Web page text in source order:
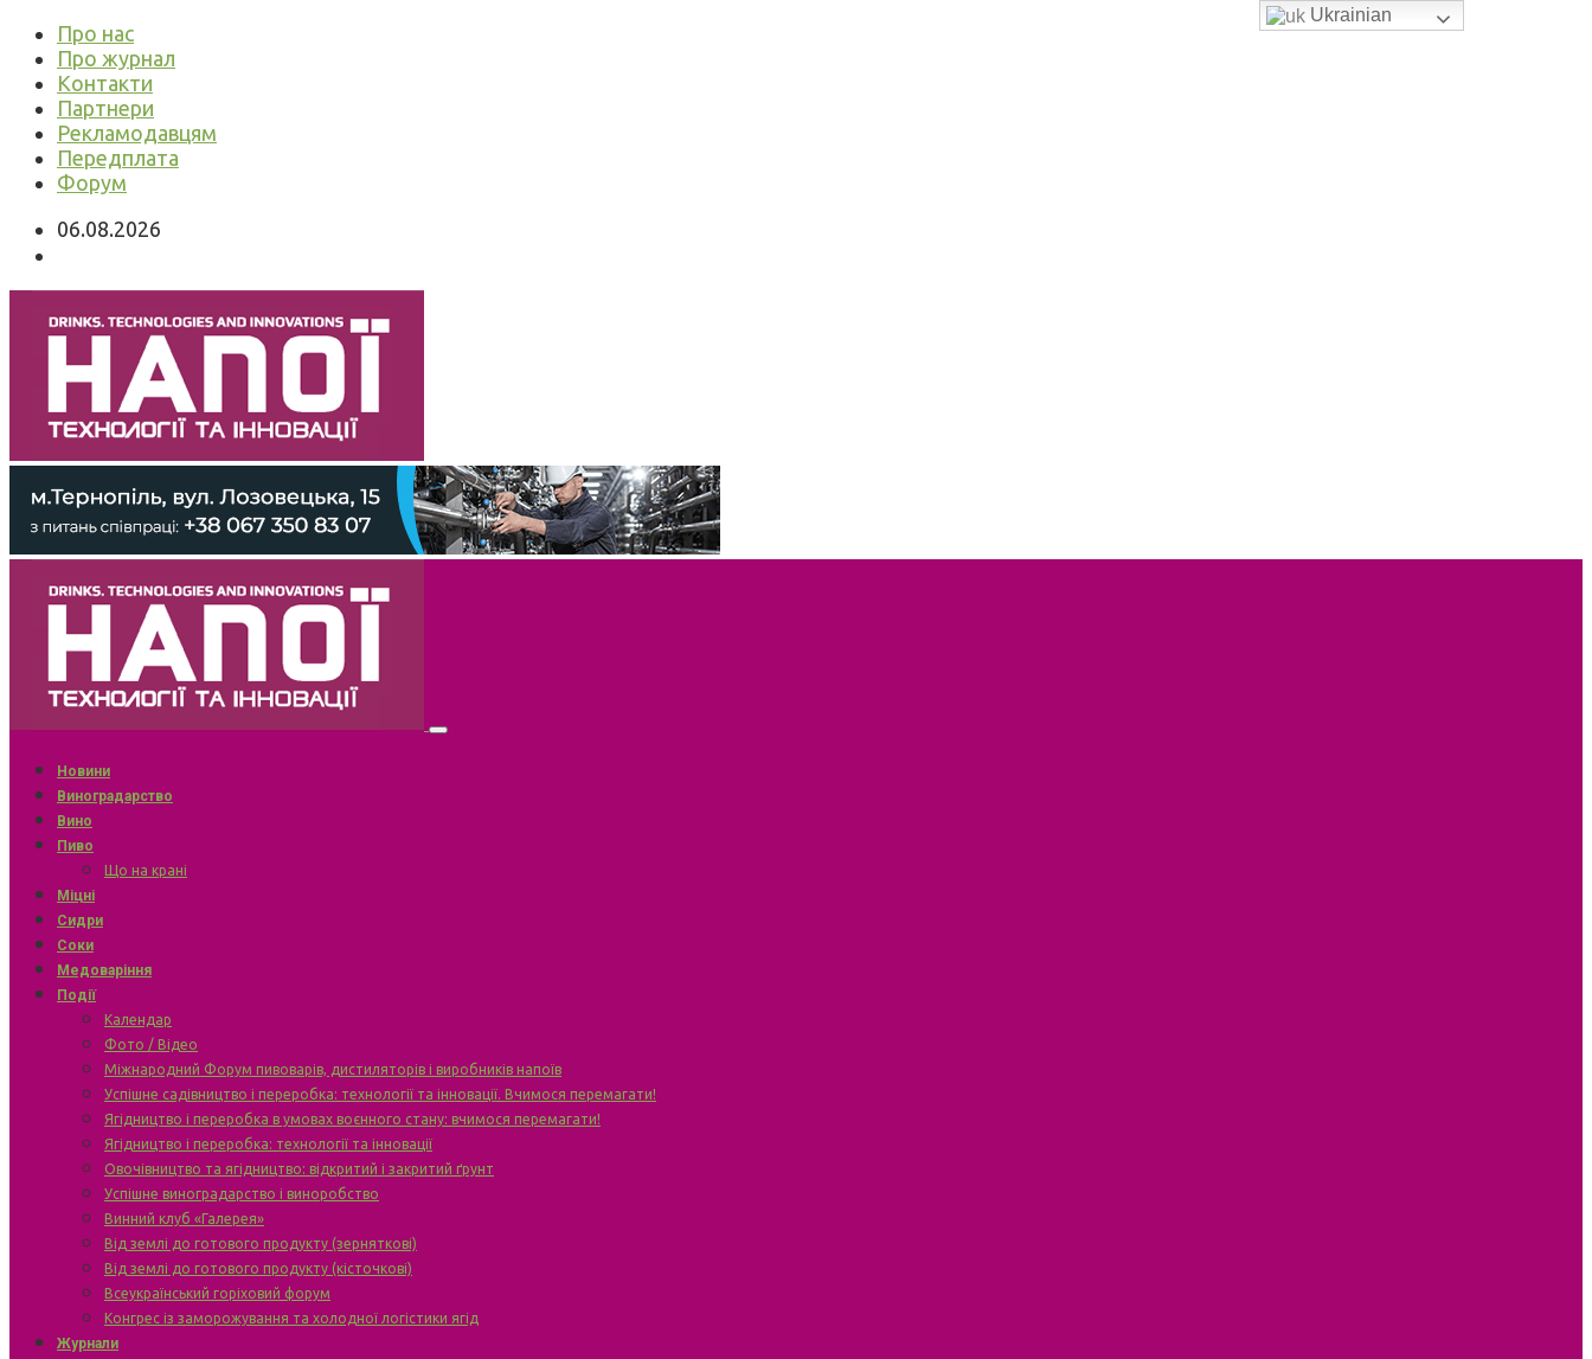
Про нас
Про журнал
Контакти
Партнери
Рекламодавцям
Передплата
Форум
06.08.2026
Новини
Виноградарство
Вино
Пиво
Що на крані
Міцні
Сидри
Соки
Медоваріння
Події
Календар
Фото / Відео
Міжнародний Форум пивоварів, дистиляторів і виробників напоїв
Успішне садівництво і переробка: технології та інновації. Вчимося перемагати!
Ягідництво і переробка в умовах воєнного стану: вчимося перемагати!
Ягідництво і переробка: технології та інновації
Овочівництво та ягідництво: відкритий і закритий ґрунт
Успішне виноградарство і виноробство
Винний клуб «Галерея»
Від землі до готового продукту (зерняткові)
Від землі до готового продукту (кісточкові)
Всеукраїнський горіховий форум
Конгрес із заморожування та холодної логістики ягід
Журнали
Ukrainian